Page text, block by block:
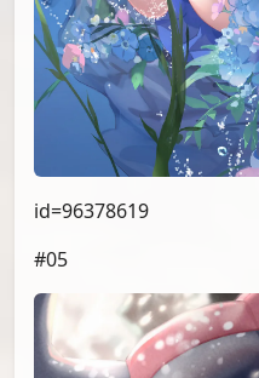
id=96378619
#05